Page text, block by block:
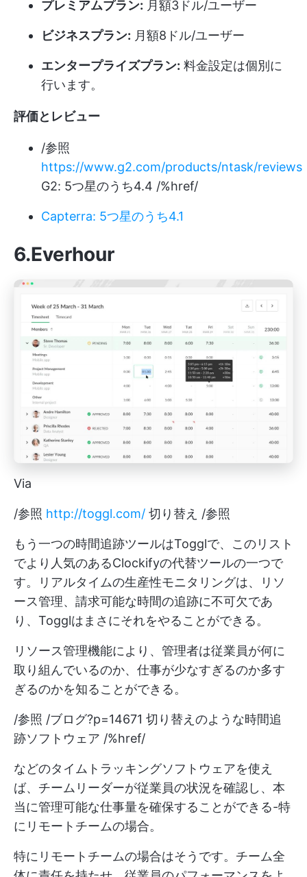
プレミアムプラン: 月額3ドル/ユーザー
ビジネスプラン: 月額8ドル/ユーザー
エンタープライズプラン: 料金設定は個別に
行います。
評価とレビュー
/参照
https://www.g2.com/products/ntask/reviews
G2: 5つ星のうち4.4 /%href/
Capterra: 5つ星のうち4.1
6.Everhour
Via
/参照 http://toggl.com/ 切り替え /参照
もう一つの時間追跡ツールはTogglで、このリスト
でより人気のあるClockifyの代替ツールの一つで
す。リアルタイムの生産性モニタリングは、リソ
ース管理、請求可能な時間の追跡に不可欠であ
り、Togglはまさにそれをやることができる。
リソース管理機能により、管理者は従業員が何に
取り組んでいるのか、仕事が少なすぎるのか多す
ぎるのかを知ることができる。
/参照 /ブログ?p=14671 切り替えのような時間追
跡ソフトウェア /%href/
などのタイムトラッキングソフトウェアを使え
ば、チームリーダーが従業員の状況を確認し、本
当に管理可能な仕事量を確保することができる-特
にリモートチームの場合。
特にリモートチームの場合はそうです。チーム全